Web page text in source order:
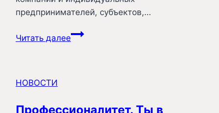
предпринимателей, субъектов,…
Читать далееОткрыто
НОВОСТИ
Профессионалитет. Ты в